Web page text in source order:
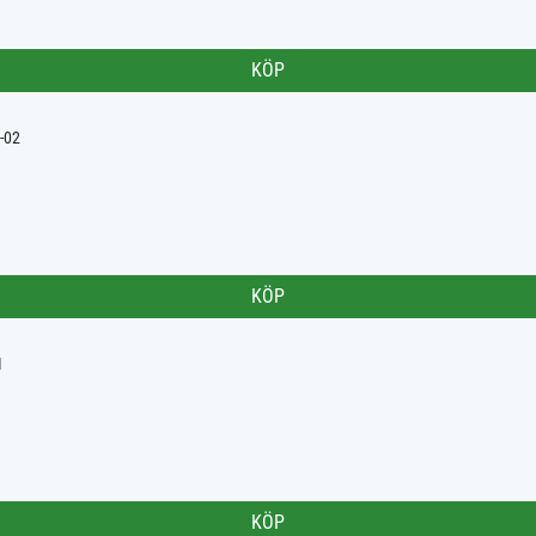
KÖP
KÖP
KÖP